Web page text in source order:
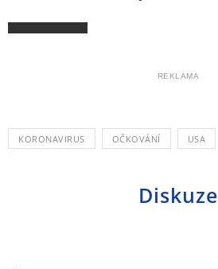
REKLAMA
KORONAVIRUS OČKOVÁNÍ USA
Diskuze